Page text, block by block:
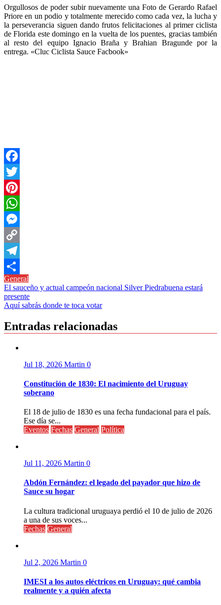
Orgullosos de poder subir nuevamente una Foto de Gerardo Rafael
Priore en un podio y totalmente merecido como cada vez, la lucha y
la perseverancia siguen dando frutos felicitaciones al primer ciclista
de Florida este domingo en la vuelta de los puentes, gracias también
al resto del equipo Ignacio Braña y Brahian Bragunde por la
entrega. «Cluc Ciclista Sauce Facbook»
Facebook
Twitter
Pinterest
WhatsApp
Messenger
Copy
Link
Telegram
Compartir
General
Navegación
de
El sauceño y actual campeón nacional Silver Piedrabuena estará
presente
Aquí sabrás donde te toca votar
Entradas relacionadas
Jul 18, 2026 Martin 0
Constitución de 1830: El nacimiento del Uruguay
soberano
El 18 de julio de 1830 es una fecha fundacional para el país.
Ese día se...
Eventos Fechas General Política
Jul 11, 2026 Martin 0
Abdón Fernández: el legado del payador que hizo de
Sauce su hogar
La cultura tradicional uruguaya perdió el 10 de julio de 2026
a una de sus voces...
Fechas General
Jul 2, 2026 Martin 0
IMESI a los autos eléctricos en Uruguay: qué cambia
realmente y a quién afecta